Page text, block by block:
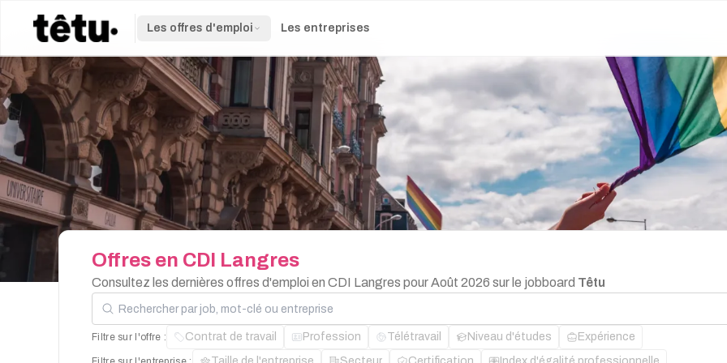
Les offres d'emploi Les entreprises
Offres en CDI Langres
Consultez les dernières offres d'emploi en CDI Langres pour Août 2026 sur le jobboard Têtu
Rechercher par job, mot-clé ou entreprise
Filtre sur l'offre : Contrat de travail Profession Télétravail Niveau d'études Expérience